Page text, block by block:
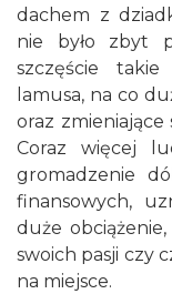
dachem z
nie było zbyt
szczęście
lamusa, na co
oraz zmieniające
Coraz więcej
gromadzenie
finansowych,
duże
swoich pasji czy
na miejsce.